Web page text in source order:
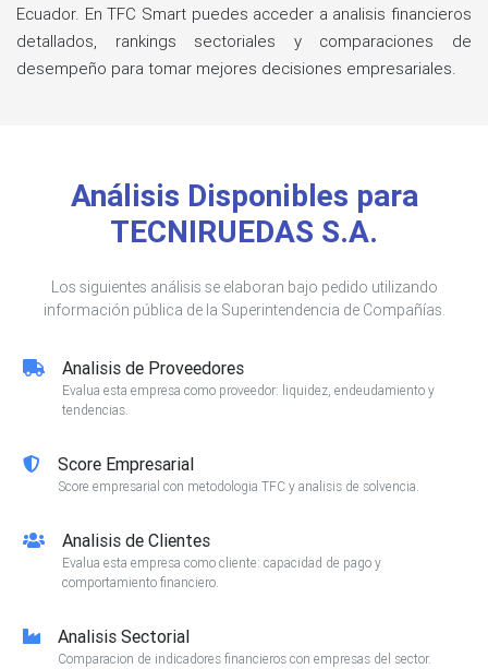
Ecuador. En TFC Smart puedes acceder a analisis financieros
detallados, rankings sectoriales y comparaciones de
desempeño para tomar mejores decisiones empresariales.
Análisis Disponibles para
TECNIRUEDAS S.A.
Los siguientes análisis se elaboran bajo pedido utilizando
información pública de la Superintendencia de Compañías.
Analisis de Proveedores
Evalua esta empresa como proveedor: liquidez, endeudamiento y
tendencias.
Score Empresarial
Score empresarial con metodologia TFC y analisis de solvencia.
Analisis de Clientes
Evalua esta empresa como cliente: capacidad de pago y
comportamiento financiero.
Analisis Sectorial
Comparacion de indicadores financieros con empresas del sector.